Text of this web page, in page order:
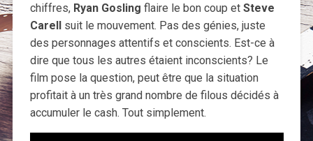
chiffres, Ryan Gosling flaire le bon coup et Steve
Carellsuit le mouvement. Pas des génies, juste
des personnages attentifs et conscients. Est-ce à
dire que tous les autres étaient inconscients? Le
film pose la question, peut être que la situation
profitait à un très grand nombre de filous décidés à
accumuler le cash. Tout simplement.